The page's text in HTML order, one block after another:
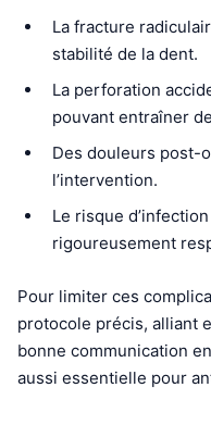
La fracture
stabilité de la dent.
La perforation
pouvant entraîner
Des douleurs post-
l’intervention.
Le risque
rigoureusement
Pour limiter ces
protocole précis, alliant
bonne communication
aussi essentielle pour